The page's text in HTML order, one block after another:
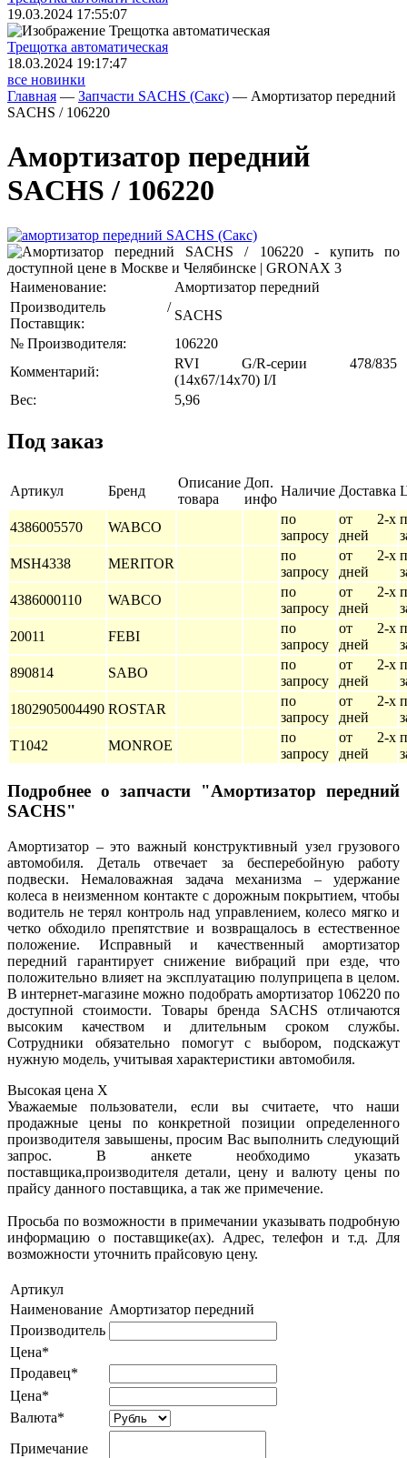
19.03.2024 17:55:07
Трещoтка автоматическая
18.03.2024 19:17:47
все новинки
Главная — Запчасти SACHS (Сакс) — Амортизатор передний
SACHS / 106220
Амортизатор передний
SACHS / 106220
Наименование:
Амортизатор передний
Производитель /
Поставщик:
SACHS
№ Производителя:
106220
Комментарий:
RVI G/R-серии 478/835
(14x67/14x70) I/I
Вес:
5,96
Под заказ
Артикул Бренд
Описание
товара
Доп.
инфо
Наличие Доставка
4386005570 WABCO
по
запросу
от 2-х
дней
MSH4338
MERITOR
по
запросу
от 2-х
дней
4386000110
WABCO
по
запросу
от 2-х
дней
20011
FEBI
по
запросу
от 2-х
дней
890814
SABO
по
запросу
от 2-х
дней
1802905004490 ROSTAR
по
запросу
от 2-х
дней
T1042
MONROE
по
запросу
от 2-х
дней
Подробнее о запчасти "Амортизатор передний
SACHS"
Амортизатор – это важный конструктивный узел грузового
автомобиля. Деталь отвечает за бесперебойную работу
подвески. Немаловажная задача механизма – удержание
колеса в неизменном контакте с дорожным покрытием, чтобы
водитель не терял контроль над управлением, колесо мягко и
четко обходило препятствие и возвращалось в естественное
положение. Исправный и качественный амортизатор
передний гарантирует снижение вибраций при езде, что
положительно влияет на эксплуатацию полуприцепа в целом.
В интернет-магазине можно подобрать амортизатор 106220 по
доступной стоимости. Товары бренда SACHS отличаются
высоким качеством и длительным сроком службы.
Сотрудники обязательно помогут с выбором, подскажут
нужную модель, учитывая характеристики автомобиля.
Высокая цена X
Уважаемые пользователи, если вы считаете, что наши
продажные цены по конкретной позиции определенного
производителя завышены, просим Вас выполнить следующий
запрос. В анкете необходимо указать
поставщика,производителя детали, цену и валюту цены по
прайсу данного поставщика, а так же примечение.
Просьба по возможности в примечании указывать подробную
информацию о поставщике(ах). Адрес, телефон и т.д. Для
возможности уточнить прайсовую цену.
Артикул
Наименование Амортизатор передний
Производитель
Цена*
Продавец*
Цена*
Валюта*
Примечание